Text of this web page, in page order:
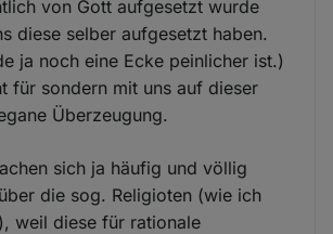
von Gott aufgesetzt wurde
diese selber aufgesetzt haben.
ja noch eine Ecke peinlicher ist.)
für sondern mit uns auf dieser
Überzeugung.
sich ja häufig und völlig
die sog. Religioten (wie ich
weil diese für rationale